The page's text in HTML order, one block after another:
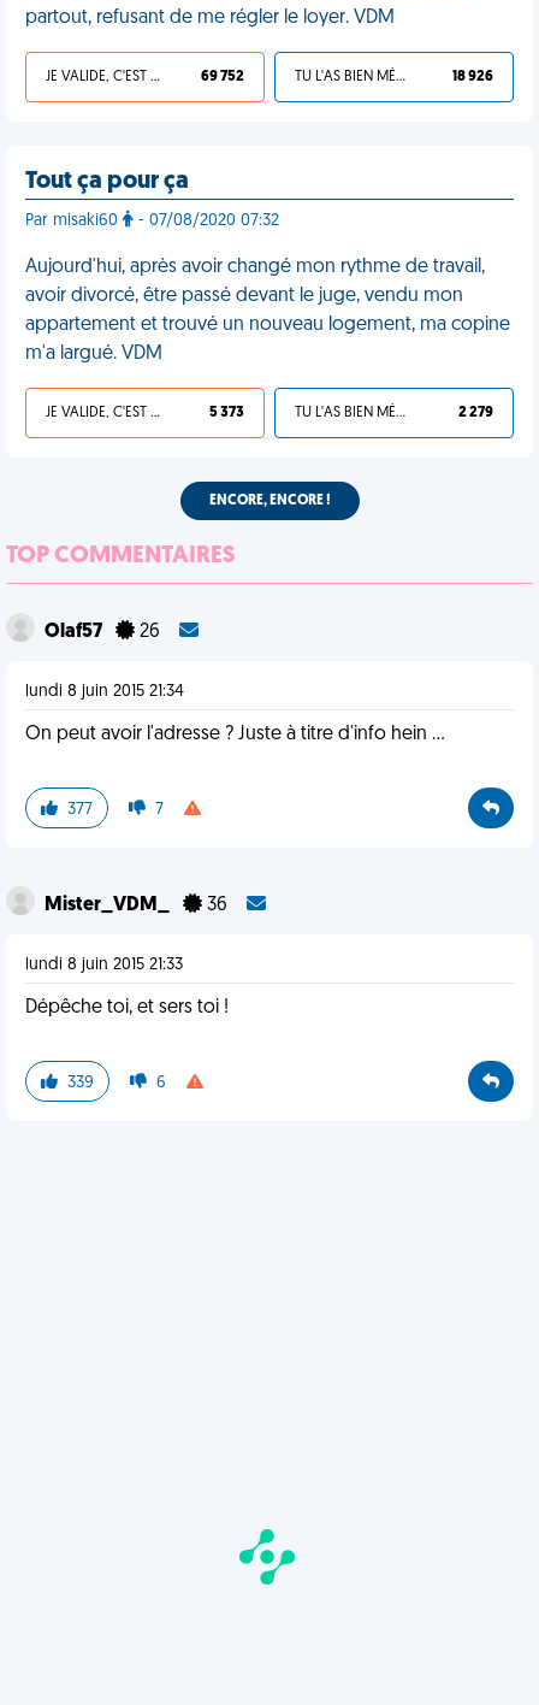
partout, refusant de me régler le loyer. VDM
JE VALIDE, C'EST UNE VDM 69 752 TU L'AS BIEN MÉRITÉ 18 926
Tout ça pour ça
Par misaki60 - 07/08/2020 07:32
Aujourd'hui, après avoir changé mon rythme de travail,
avoir divorcé, être passé devant le juge, vendu mon
appartement et trouvé un nouveau logement, ma copine
m'a largué. VDM
JE VALIDE, C'EST UNE VDM 5 373 TU L'AS BIEN MÉRITÉ 2 279
ENCORE, ENCORE !
TOP COMMENTAIRES
Olaf57 26
lundi 8 juin 2015 21:34
On peut avoir l'adresse ? Juste à titre d'info hein ...
377 7
Mister_VDM_ 36
lundi 8 juin 2015 21:33
Dépêche toi, et sers toi !
339 6